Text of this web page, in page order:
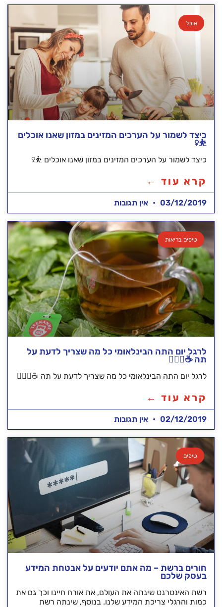
אוכל
כיצד לשמור על הערכים המזינים במזון שאנו אוכלים
⛹️‍♀️
כיצד לשמור על הערכים המזינים במזון שאנו אוכלים ⛹️‍♀️
קרא עוד ←
03/12/2019 אין תגובות
טיפים בריאות
לרגל יום התה הבינלאומי כל מה שצריך לדעת על
תה ☕️💁🏻‍♀️
לרגל יום התה הבינלאומי כל מה שצריך לדעת על תה ☕️💁🏻‍♀️
קרא עוד ←
02/12/2019 אין תגובות
טיפים
חורים ברשת – מה אתם יודעים על אבטחת המידע
בעסק שלכם
רשת האינטרנט שינתה את העולם, את אורח חיינו וכך גם את
כמות והרגלי צריכת המידע שלנו. בנוסף, שינתה רשת